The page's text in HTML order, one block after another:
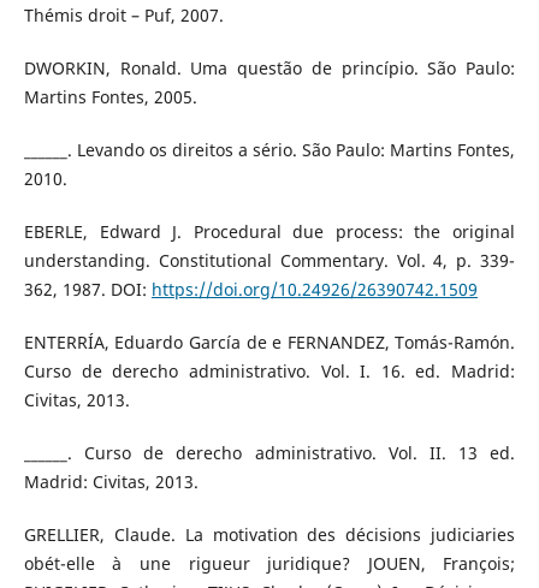
Thémis droit – Puf, 2007.
DWORKIN, Ronald. Uma questão de princípio. São Paulo:
Martins Fontes, 2005.
______. Levando os direitos a sério. São Paulo: Martins Fontes,
2010.
EBERLE, Edward J. Procedural due process: the original
understanding. Constitutional Commentary. Vol. 4, p. 339-
362, 1987. DOI: https://doi.org/10.24926/26390742.1509
ENTERRÍA, Eduardo García de e FERNANDEZ, Tomás-Ramón.
Curso de derecho administrativo. Vol. I. 16. ed. Madrid:
Civitas, 2013.
______. Curso de derecho administrativo. Vol. II. 13 ed.
Madrid: Civitas, 2013.
GRELLIER, Claude. La motivation des décisions judiciaries
obét-elle à une rigueur juridique? JOUEN, François;